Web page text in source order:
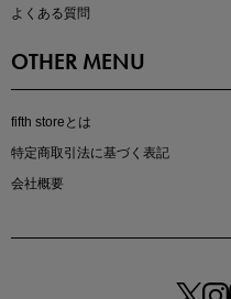
この夏の主役確定！
よくある質問
OTHER MENU
fifth storeとは
特定商取引法に基づく表記
会社概要